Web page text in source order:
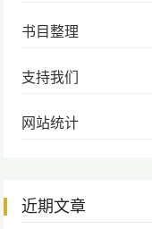
书目整理
支持我们
网站统计
近期文章